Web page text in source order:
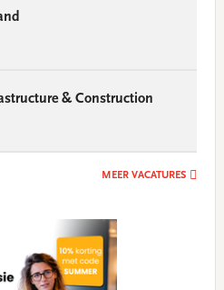
& Construction
MEER VACATURES